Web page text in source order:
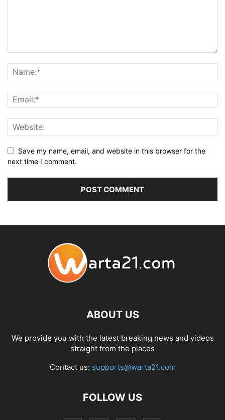
Save my name, email, and website in this browser for the
next time I comment.
ABOUT US
We provide you with the latest breaking news and videos
straight from the places
Contact us: supports@warta21.com
FOLLOW US